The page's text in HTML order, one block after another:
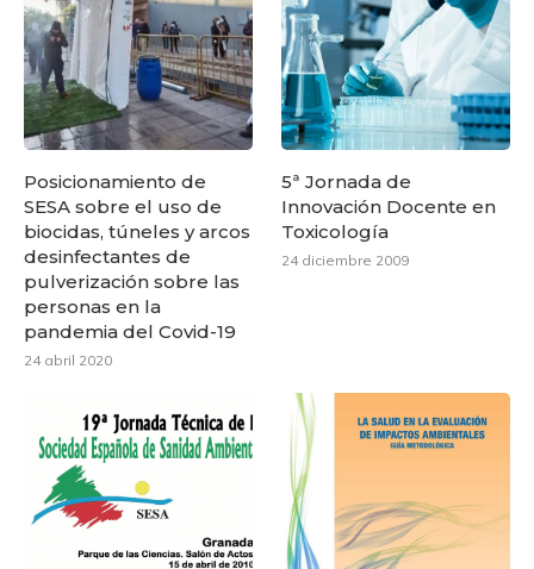
Posicionamiento de
SESA sobre el uso de
biocidas, túneles y arcos
desinfectantes de
pulverización sobre las
personas en la
pandemia del Covid-19
24 abril 2020
5ª Jornada de
Innovación Docente en
Toxicología
24 diciembre 2009